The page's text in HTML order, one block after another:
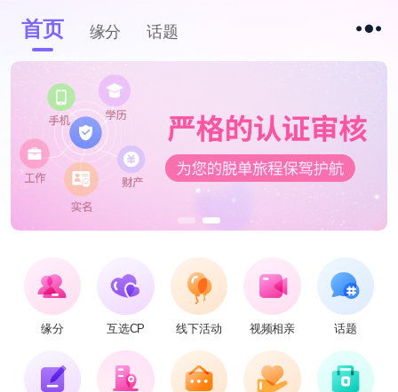
首页 缘分 话题
缘分 互选CP 线下活动 视频相亲 话题